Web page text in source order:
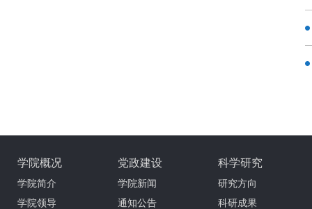
学院概况
学院简介
学院领导
党政建设
学院新闻
通知公告
科学研究
研究方向
科研成果